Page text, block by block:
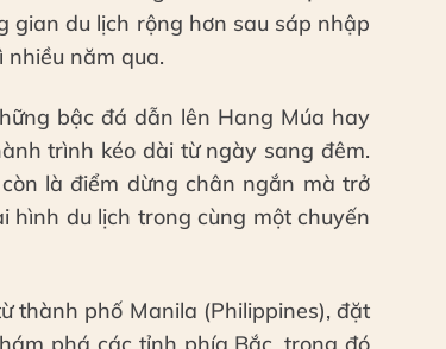
gian du lịch rộng hơn sau sáp nhập
năm qua.
bậc đá dẫn lên Hang Múa hay
trình kéo dài từ ngày sang đêm.
là điểm dừng chân ngắn mà trở
hình du lịch trong cùng một chuyến
thành phố Manila (Philippines), đặt